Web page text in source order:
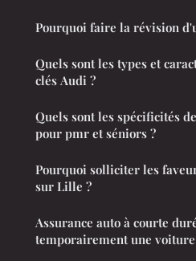
Pourquoi faire la révision
Quels sont les types et
clés Audi ?
Quels sont les spécificités
pour pmr et séniors ?
Pourquoi solliciter les
sur Lille ?
Assurance auto à courte
temporairement une voiture